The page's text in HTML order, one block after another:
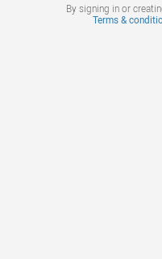
By signing in or
Terms &